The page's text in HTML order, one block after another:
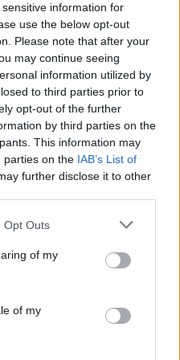
information for
use the below opt-out
Please note that after your
may continue seeing
information utilized by
to third parties prior to
opt-out of the further
by third parties on the
This information may
parties on the IAB’s List of
further disclose it to other
uses one or more Google
behaviour. You may click to
and its third-party tags to
purposes in below Google
Opt Outs
of my
of my
15 Μαΐου
είναι εξοργισμένος
ότι ο Νικήτας
της κόρης του
να πάει στην
την Νεφέλη πριν το
του παιδιού. Θα τα
την άλλη, δεν τα
να καταχραστεί
διάσωση του
εντονότερα, σημάδια
γίνονται εμφανή
δικούς της; Η Τιτίκα
της, μέρα με τη μέρα. Ο